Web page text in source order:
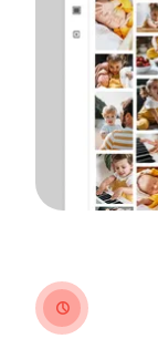
clock